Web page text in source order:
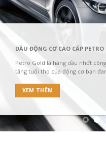
DẦU ĐỘNG CƠ CAO CẤP PETRO
Petro Gold là hãng dầu nhớt
tăng tuổi thọ của động cơ bạn
XEM THÊM